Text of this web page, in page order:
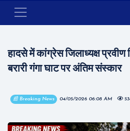
हादसे में कांग्रेस जिलाध्यक्ष
बरारी गंगा घाट पर अंतिम संस्कार
📰 Breaking News 04/05/2026 06:08 AM